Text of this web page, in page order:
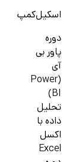
اسکیل‌کمپ
دوره
پاور بی
آی
(Power
BI)
تحلیل
داده با
اکسل
Excel